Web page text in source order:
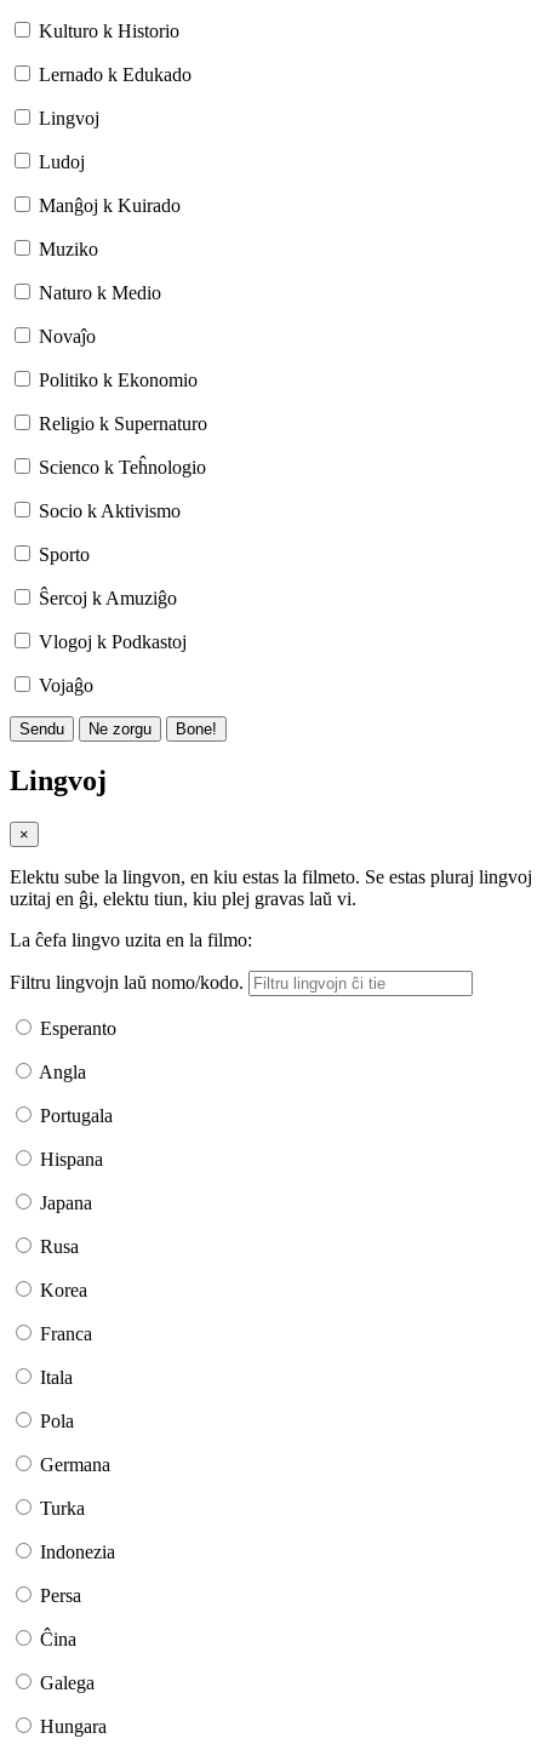
Kulturo k Historio
Lernado k Edukado
Lingvoj
Ludoj
Manĝoj k Kuirado
Muziko
Naturo k Medio
Novaĵo
Politiko k Ekonomio
Religio k Supernaturo
Scienco k Teĥnologio
Socio k Aktivismo
Sporto
Ŝercoj k Amuziĝo
Vlogoj k Podkastoj
Vojaĝo
Sendu Ne zorgu Bone!
Lingvoj
×
Elektu sube la lingvon, en kiu estas la filmeto. Se estas pluraj lingvoj
uzitaj en ĝi, elektu tiun, kiu plej gravas laŭ vi.
La ĉefa lingvo uzita en la filmo:
Filtru lingvojn laŭ nomo/kodo.
Esperanto
Angla
Portugala
Hispana
Japana
Rusa
Korea
Franca
Itala
Pola
Germana
Turka
Indonezia
Persa
Ĉina
Galega
Hungara